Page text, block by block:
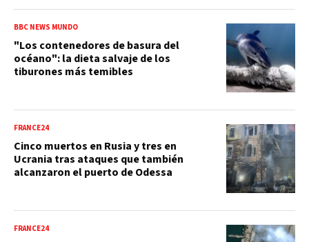
BBC NEWS MUNDO
"Los contenedores de basura del
océano": la dieta salvaje de los
tiburones más temibles
FRANCE24
Cinco muertos en Rusia y tres en
Ucrania tras ataques que también
alcanzaron el puerto de Odessa
FRANCE24